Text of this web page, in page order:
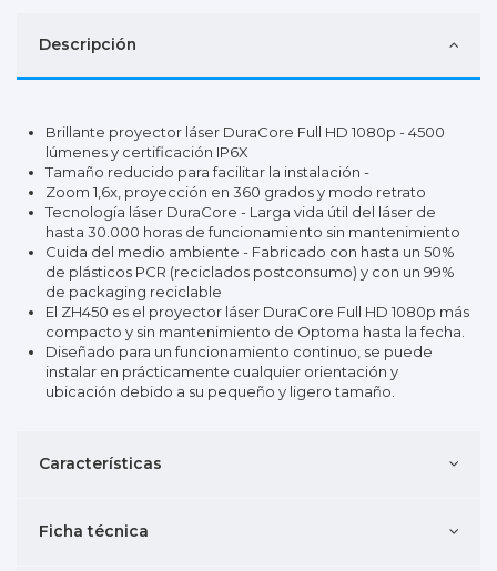
Descripción
Brillante proyector láser DuraCore Full HD 1080p - 4500
lúmenes y certificación IP6X
Tamaño reducido para facilitar la instalación -
Zoom 1,6x, proyección en 360 grados y modo retrato
Tecnología láser DuraCore - Larga vida útil del láser de
hasta 30.000 horas de funcionamiento sin mantenimiento
Cuida del medio ambiente - Fabricado con hasta un 50%
de plásticos PCR (reciclados postconsumo) y con un 99%
de packaging reciclable
El ZH450 es el proyector láser DuraCore Full HD 1080p más
compacto y sin mantenimiento de Optoma hasta la fecha.
Diseñado para un funcionamiento continuo, se puede
instalar en prácticamente cualquier orientación y
ubicación debido a su pequeño y ligero tamaño.
Características
Ficha técnica